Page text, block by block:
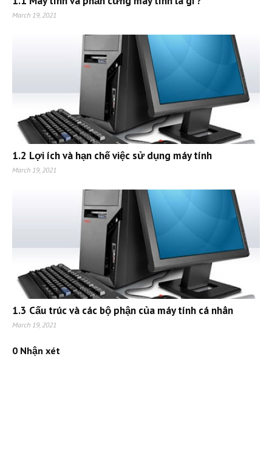
March 19, 2021
1.2 Lợi ích và hạn chế việc sử dụng máy tính
March 19, 2021
1.3 Cấu trúc và các bộ phận của máy tính cá nhân
March 19, 2021
0 Nhận xét